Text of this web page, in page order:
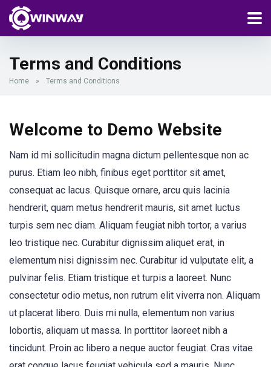
Terms and Conditions
Home » Terms and Conditions
Welcome to Demo Website
Nam id mi sollicitudin magna dictum pellentesque non ac
purus. Etiam leo nibh, finibus eget porttitor sit amet,
consequat ac lacus. Quisque ornare, arcu quis lacinia
hendrerit, quam metus hendrerit mauris, sit amet luctus
turpis sem nec diam. Aliquam feugiat nibh tortor, a varius
leo tristique nec. Curabitur dignissim aliquet erat, in
elementum nisi dignissim nec. Curabitur id vulputate elit, a
pulvinar felis. Etiam tristique et turpis a laoreet. Nunc
consectetur odio metus, non rutrum elit viverra non. Aliquam
ut placerat libero. Duis mi nulla, elementum non varius
lobortis, aliquam ut massa. In porttitor laoreet nibh a
tincidunt. Proin ac libero a neque auctor feugiat. Cras vitae